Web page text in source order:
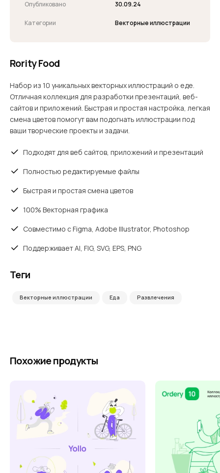
Опубликовано 30.09.24
Категории Векторные иллюстрации
Rority Food
Набор из 10 уникальных векторных иллюстраций о еде.
Отличная коллекция для разработки презентаций, веб-
сайтов и приложений. Быстрая и простая настройка, легкая
смена цветов помогут вам подогнать иллюстрации под
ваши творческие проекты и задачи.
Подходят для веб сайтов, приложений и презентаций
Полностью редактируемые файлы
Быстрая и простая смена цветов
100% Векторная графика
Совместимо с Figma, Adobe Illustrator, Photoshop
Поддерживает AI, FIG, SVG, EPS, PNG
Теги
Векторные иллюстрации Еда Развлечения
Похожие продукты